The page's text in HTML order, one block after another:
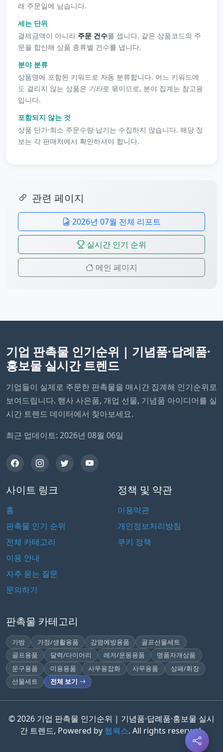
래 주문일에 남습니다.
세는 단위
결제금액이 아니라 주문 건수를 셉니다. 같은 상품코드의 주
문을 합산해 상품 종류별 건수를 냅니다.
분야 분류
상품명에 포함된 키워드로 자동 분류합니다. 어느 키워드에
도 걸리지 않는 상품은 기타로 묶이므로, 분야 집계는 참고용
입니다.
포함되지 않는 것
상품 단가·최소 주문수량·납기는 수집하지 않습니다. 해당 정
보는 각 판매처에서 확인하셔야 합니다.
관련 페이지
2026년 07월 전체 리포트
실시간 인기 순위
메인 페이지
기업 판촉물 인기순위 | 기념품·답례품·
홍보물 실시간 트렌드
기업들이 실제로 주문한 판촉물을 매시간 집계해 인기순위로
보여드립니다. 행사 사은품, 개업 선물, 기념품 아이디어를 실
시간 트렌드 데이터에서 찾아보세요.
최근 업데이트: 2026년 08월 06일
사이트 링크
홈
판촉물 인기 순위
전체 카테고리
이용 안내
자주 묻는 질문
문의하기
정책 및 약관
이용약관
개인정보처리방침
쿠키 정책
판촉물 카테고리
가방 가정/생활용품 감염예방용품
골프선물세트
골프용품
달력/다이어리 레저/운동용품
명품자개상품
문구용품
미용용품 사무용잡화 사무용품
상패/휘장
선물세트
전체 보기
© 2026 기업 판촉물 인기순위 | 기념품·답례품·홍보물 실시
간 트렌드, Powered by 웹웍스. All rights reserved.